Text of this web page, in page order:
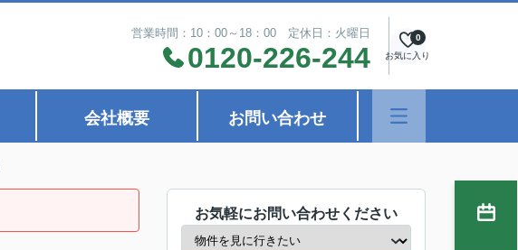
営業時間：10：00～18：00 定休日：火曜日
0120-226-244 お気に入り
0
会社概要 お問い合わせ
お気軽にお問い合わせください